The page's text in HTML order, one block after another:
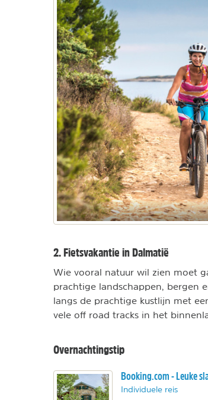
2. Fietsvakantie in Dalmatië
Wie vooral natuur wil zien moet
prachtige landschappen, bergen
langs de prachtige kustlijn met
vele off road tracks in het
Overnachtingstip
Booking.com - Leuke
Individuele reis